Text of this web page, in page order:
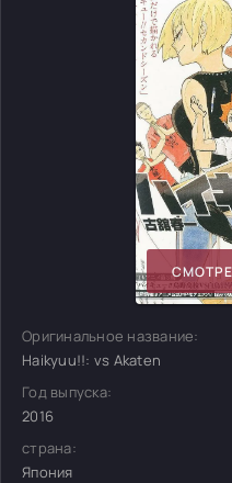
Оригинальное название:
Haikyuu!!: vs Akaten
Год выпуска:
2016
страна:
Япония